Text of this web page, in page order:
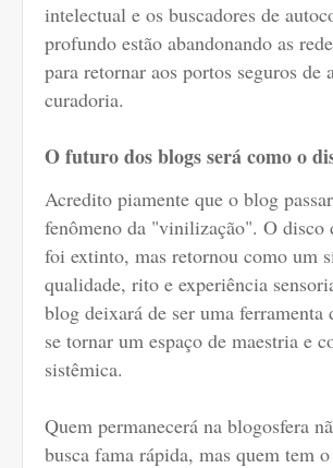
intelectual e os buscadores de
profundo estão abandonando as
para retornar aos portos seguros de
curadoria.
O futuro dos blogs será como o
Acredito piamente que o blog
fenômeno da "vinilização". O disco
foi extinto, mas retornou como um
qualidade, rito e experiência
blog deixará de ser uma ferramenta
se tornar um espaço de maestria e
sistêmica.
Quem permanecerá na blogosfera
busca fama rápida, mas quem tem